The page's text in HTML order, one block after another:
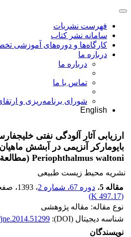
فهرست نشریات
سامانه نشر کتاب
کارگاه‌ها و دوره‌های آموزشی
درباره ما
درباره ما
تماس با ما
شورای برنامه‌ریزی و
English
بایومارکر آنزیمی در آبشش
Periophthalmus waltoni (مطالعة منطقة بوشهر)
نشریه محیط زیست طبیعی
مقاله 5
، دوره 67، شماره 2 ، 1393 ،
(
497.17 K
)
نوع مقاله: مقاله پژوهشی
شناسه دیجیتال (DOI):
نویسندگان